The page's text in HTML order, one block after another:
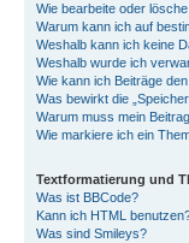
Wie bearbeite oder
Warum kann ich auf
Weshalb kann ich keine
Weshalb wurde ich
Wie kann ich Beiträge
Was bewirkt die
Warum muss mein
Wie markiere ich ein
Textformatierung und
Was ist BBCode?
Kann ich HTML
Was sind Smileys?